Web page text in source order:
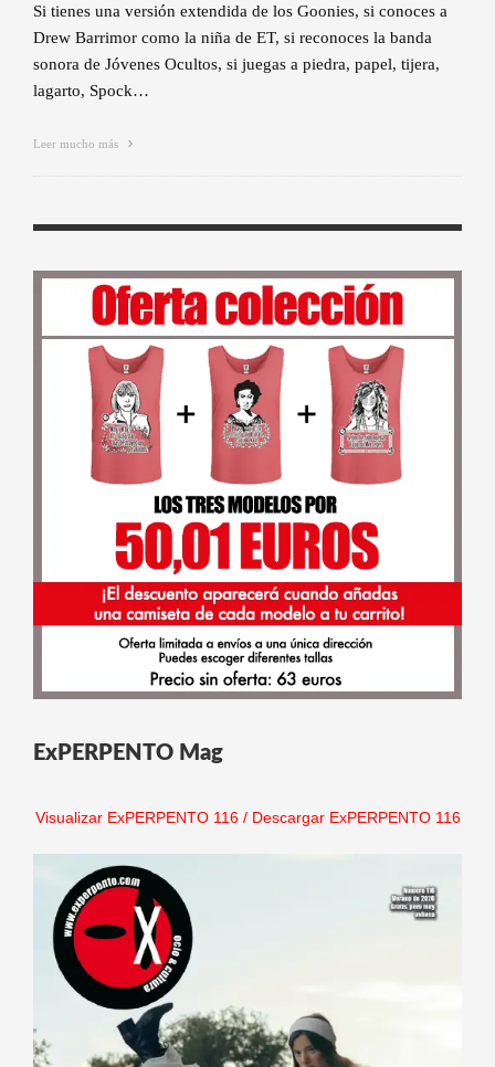
Si tienes una versión extendida de los Goonies, si conoces a
Drew Barrimor como la niña de ET, si reconoces la banda
sonora de Jóvenes Ocultos, si juegas a piedra, papel, tijera,
lagarto, Spock…
Leer mucho más
ExPERPENTO Mag
Visualizar ExPERPENTO 116/ Descargar ExPERPENTO 116